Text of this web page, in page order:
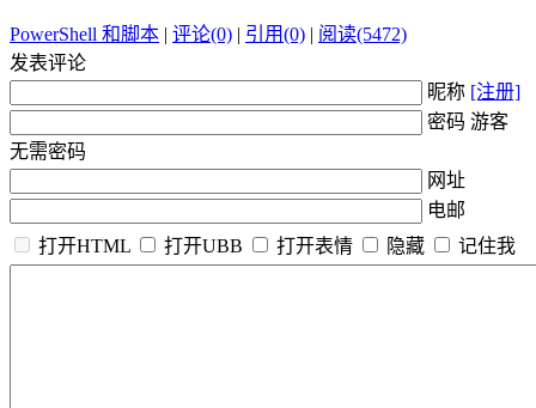
PowerShell 和脚本 | 评论(0) | 引用(0) | 阅读(5472)
发表评论
昵称 [注册]
密码 游客
无需密码
网址
电邮
打开HTML
打开UBB 打开表情 隐藏 记住我